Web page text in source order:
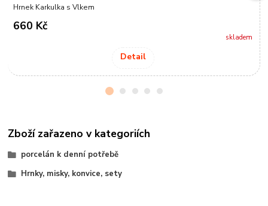
Hrnek Karkulka s Vlkem
660 Kč
skladem
Detail
Zboží zařazeno v kategoriích
porcelán k denní potřebě
Hrnky, misky, konvice, sety